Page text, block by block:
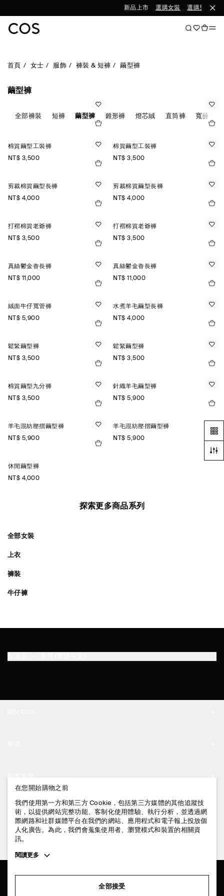
新品上市 選購女裝 選購男裝
首頁 女士 服飾 褲裝 & 短褲 繭型褲
繭型褲
全部褲裝 短褲 繭型褲 錐形褲 燈芯絨 直筒褲 寬褲
棉質繭型工裝褲
NT$ 3,500
棉質繭型工裝褲
NT$ 3,500
剪裁棉質繭型長褲
NT$ 4,000
剪裁棉質繭型長褲
NT$ 4,000
打褶棉質老爺褲
NT$ 3,500
打褶棉質老爺褲
NT$ 3,500
真絲鬱金香長褲
NT$ 11,000
真絲鬱金香長褲
NT$ 11,000
絨面牛仔寬管褲
NT$ 5,900
水煮羊毛繭型長褲
NT$ 4,000
鬆緊繭型褲
NT$ 3,500
鬆緊繭型褲
NT$ 3,500
棉質繭型九分褲
NT$ 3,500
針織羊毛繭型褲
NT$ 5,900
羊毛混紡壓摺繭型褲
NT$ 5,900
羊毛混紡壓摺繭型褲
NT$ 5,900
休閒繭型褲
NT$ 4,000
探索更多商品系列
全部女裝
上衣
褲裝
牛仔褲
門市資訊
登入 / 註冊
聯絡我們
配送說明
付款說明
退貨及退款說明
常見問題
法律資訊
隱私權政策
條款與細則
追蹤COS
在您開始購物之前
我們使用第一方和第三方 Cookie，包括第三方媒體的其他追蹤技
術，以提供網站完整功能、客制化使用體驗、執行分析，並透過網
際網路和社群媒體平台在我們的網站、應用程式和電子報上投放個
人化廣告。為此，我們會蒐集使用者、瀏覽模式和裝置的相關資
訊。
Toggle
閱讀更多
全部接受